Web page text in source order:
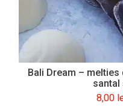
Bali Dream –
santal
8,00